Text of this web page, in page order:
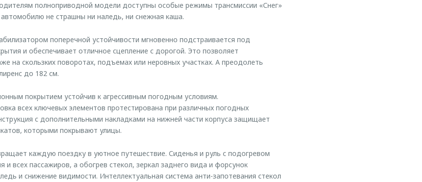
полноприводной модели доступны особые режимы трансмиссии «Снег»
не страшны ни наледь, ни снежная каша.
поперечной устойчивости мгновенно подстраивается под
и обеспечивает отличное сцепление с дорогой. Это позволяет
на скользких поворотах, подъемах или неровных участках. А преодолеть
до 182 см.
покрытием устойчив к агрессивным погодным условиям.
всех ключевых элементов протестирована при различных погодных
с дополнительными накладками на нижней части корпуса защищает
которыми покрывают улицы.
каждую поездку в уютное путешествие. Сиденья и руль с подогревом
всех пассажиров, а обогрев стекол, зеркал заднего вида и форсунок
и снижение видимости. Интеллектуальная система анти-запотевания стекол